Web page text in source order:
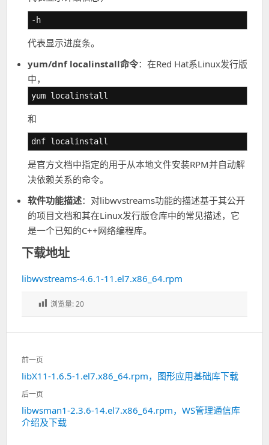
-h
代表显示进度条。
yum/dnf localinstall命令：在Red Hat系Linux发行版
中，
yum localinstall
和
dnf localinstall
是官方文档中指定的用于从本地文件安装RPM并自动解
决依赖关系的命令。
软件功能描述：对libwvstreams功能的描述基于其公开
的项目文档和其在Linux发行版仓库中的常见描述，它
是一个已知的C++网络编程库。
下载地址
libwvstreams-4.6.1-11.el7.x86_64.rpm
浏览量:20
文
章
导
航
前一页
上
一
libX11-1.6.5-1.el7.x86_64.rpm，图形应用基础库下载
后一页
下
一
libwsman1-2.3.6-14.el7.x86_64.rpm，WS管理通信库
介绍及下载